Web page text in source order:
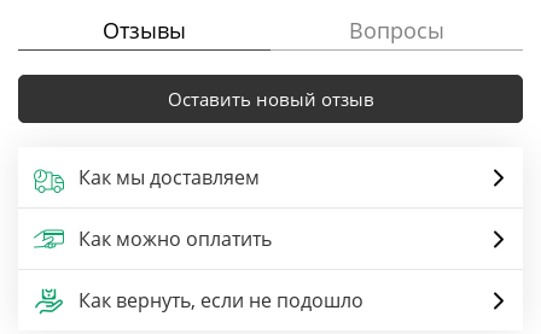
Отзывы Вопросы
Оставить новый отзыв
Как мы доставляем
Как можно оплатить
Как вернуть, если не подошло